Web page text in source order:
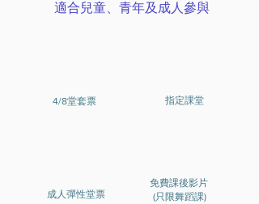
適合兒童、青年及成人參與
4/8堂套票
成人彈性堂票
​指定課堂
免費課後影片
(只限舞蹈課)